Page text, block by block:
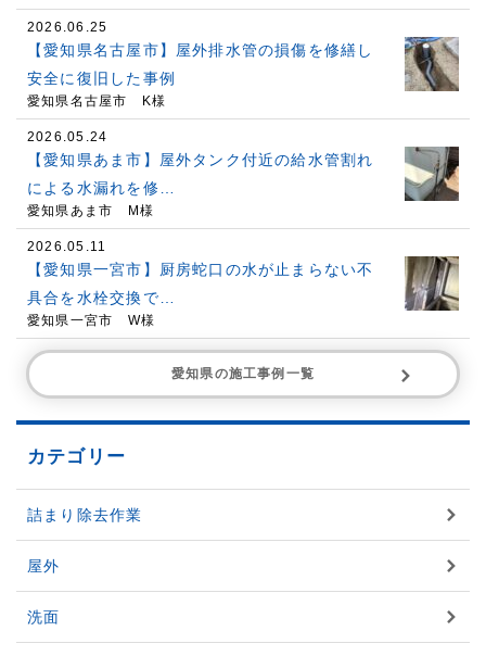
2026.06.25
【愛知県名古屋市】屋外排水管の損傷を修繕し
安全に復旧した事例
愛知県名古屋市 K様
2026.05.24
【愛知県あま市】屋外タンク付近の給水管割れ
による水漏れを修…
愛知県あま市 M様
2026.05.11
【愛知県一宮市】厨房蛇口の水が止まらない不
具合を水栓交換で…
愛知県一宮市 W様
愛知県の施工事例一覧
カテゴリー
詰まり除去作業
屋外
洗面